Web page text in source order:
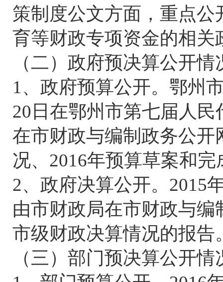
策制度公文方面，重点
育等财政专项资金的相
（二）政府预决算公开情
1、政府预算公开。鄂州
20日在鄂州市第七届人
在市财政与编制政务公开
况、2016年预算草案和
2、政府决算公开。2015
由市财政局在市财政与
市级财政决算情况的报告
（三）部门预决算公开情